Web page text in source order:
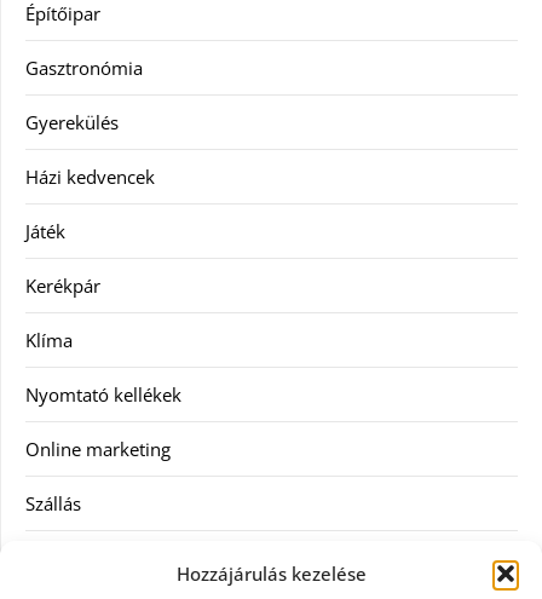
Hozzájárulás kezelése
Építőipar
Gasztronómia
Gyerekülés
Házi kedvencek
Játék
Kerékpár
Klíma
Nyomtató kellékek
Online marketing
Szállás